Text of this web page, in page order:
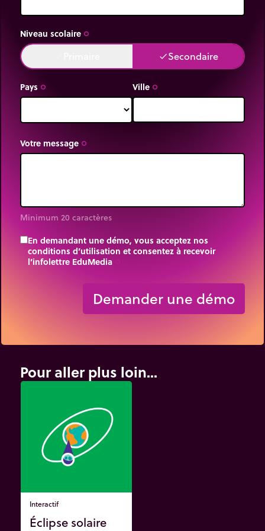
Crédit images : Lune 3D (NASA's Scientific
Visualization Studio), Terre et Soleil 3D
(http://planetpixelemporium.com/planets.html),
données du ciel
(https://simbad.cds.unistra.fr/simbad/).
Niveau scolaire trip_origin
doneSecondaire
Pays trip_origin Ville trip_origin
Votre message trip_origin
Minimum 20 caractères
En demandant une démo, vous acceptez nos
conditions d’utilisation et consentez à recevoir
l’infolettre EduMedia
Demander une démo
Pour aller plus loin...
Interactif
Éclipse solaire